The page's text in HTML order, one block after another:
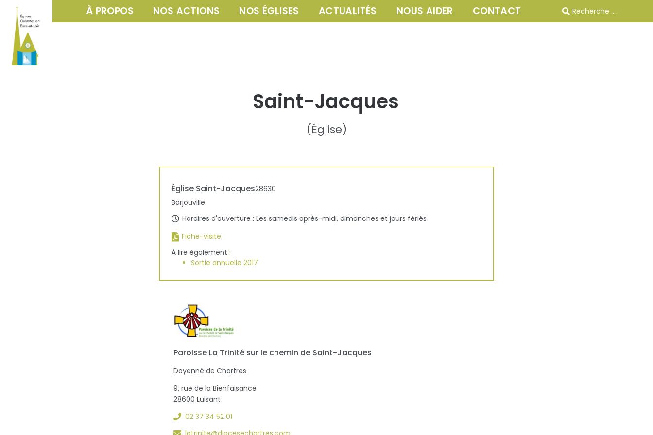
À PROPOS NOS ACTIONS NOS ÉGLISES ACTUALITÉS NOUS AIDER CONTACT
Saint-Jacques
(Église)
Église Saint-Jacques28630
Barjouville
Horaires d'ouverture : Les samedis après-midi, dimanches et jours fériés
Fiche-visite
À lire également :
Sortie annuelle 2017
Paroisse La Trinité sur le chemin de Saint-Jacques
Doyenné de Chartres
9, rue de la Bienfaisance
28600 Luisant
02 37 34 52 01